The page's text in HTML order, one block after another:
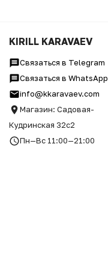
KIRILL KARAVAEV
Связаться в Telegram
Связаться в WhatsApp
info@kkaravaev.com
Магазин: Садовая-
Кудринская 32с2
Пн—Вс 11:00—21:00